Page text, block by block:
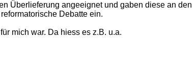
Überlieferung angeeignet und gaben diese an den
Debatte ein.
mich war. Da hiess es z.B. u.a.